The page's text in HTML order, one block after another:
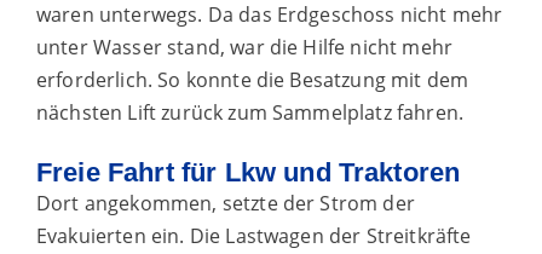
waren unterwegs. Da das Erdgeschoss nicht mehr
unter Wasser stand, war die Hilfe nicht mehr
erforderlich. So konnte die Besatzung mit dem
nächsten Lift zurück zum Sammelplatz fahren.
Freie Fahrt für Lkw und Traktoren
Dort angekommen, setzte der Strom der
Evakuierten ein. Die Lastwagen der Streitkräfte